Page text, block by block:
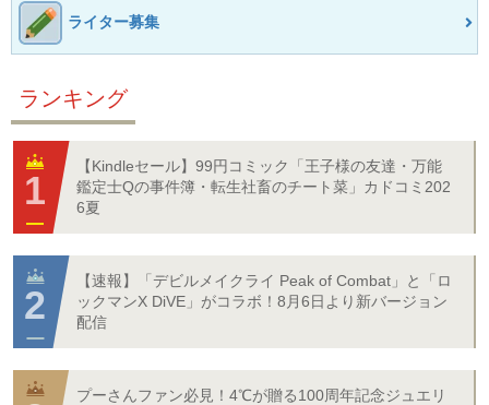
ライター募集
ランキング
【Kindleセール】99円コミック「王子様の友達・万能
鑑定士Qの事件簿・転生社畜のチート菜」カドコミ202
6夏
【速報】「デビルメイクライ Peak of Combat」と「ロ
ックマンX DiVE」がコラボ！8月6日より新バージョン
配信
プーさんファン必見！4℃が贈る100周年記念ジュエリ